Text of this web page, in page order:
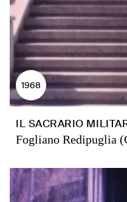
1968
IL SACRARIO
Fogliano Redipuglia